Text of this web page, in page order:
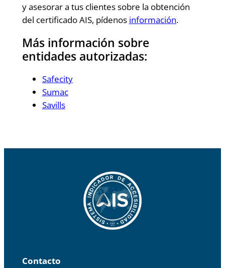
y asesorar a tus clientes sobre la obtención
del certificado AIS, pídenos información.
Más información sobre
entidades autorizadas:
Safecity
Sumac
Savills
Contacto